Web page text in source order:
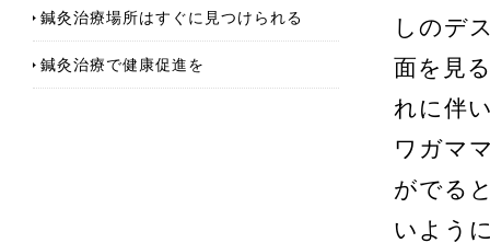
鍼灸治療場所はすぐに見つけられる
鍼灸治療で健康促進を
しのデ
面を見
れに伴
ワガマ
がでる
いよう